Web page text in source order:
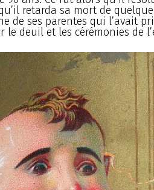
retarda sa mort de
de ses parentes qui l’avait
le deuil et les cérémonies de